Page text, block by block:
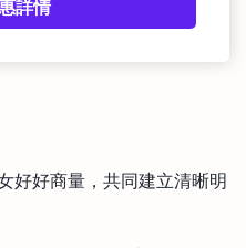
詳情
好好商量，共同建立清晰明